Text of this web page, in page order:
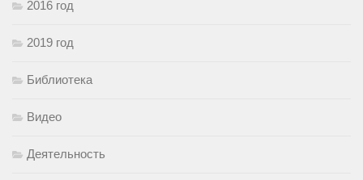
2016 год
2019 год
Библиотека
Видео
Деятельность